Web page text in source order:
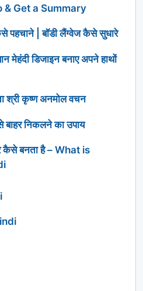
& Get a Summary
पहचाने | बॉडी लैंग्वेज कैसे सुधारे
डिजाइन बनाए अपने हाथों
श्री कृष्ण अनमोल वचन
निकलने का उपाय
कैसे बनता है – What is